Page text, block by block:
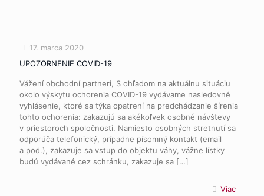
17. marca 2020
UPOZORNENIE COVID-19
Vážení obchodní partneri, S ohľadom na aktuálnu situáciu
okolo výskytu ochorenia COVID-19 vydávame nasledovné
vyhlásenie, ktoré sa týka opatrení na predchádzanie šírenia
tohto ochorenia: zakazujú sa akékoľvek osobné návštevy
v priestoroch spoločnosti. Namiesto osobných stretnutí sa
odporúča telefonický, prípadne písomný kontakt (email
a pod.), zakazuje sa vstup do objektu váhy, vážne lístky
budú vydávané cez schránku, zakazuje sa […]
Viac